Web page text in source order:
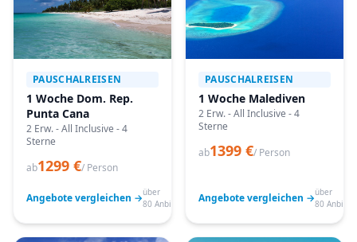
PAUSCHALREISEN
1 Woche Dom. Rep.
Punta Cana
2 Erw. - All Inclusive - 4
Sterne
ab1299 €/ Person
Angebote vergleichen →über
80 Anbieter
PAUSCHALREISEN
1 Woche Malediven
2 Erw. - All Inclusive - 4
Sterne
ab1399 €/ Person
Angebote vergleichen →über
80